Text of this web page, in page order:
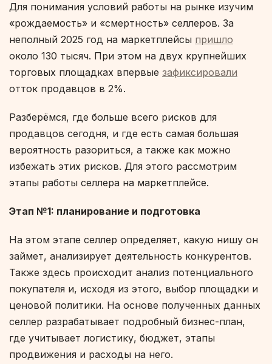
Для понимания условий работы на рынке изучим
«рождаемость» и «смертность» селлеров. За
неполный 2025 год на маркетплейсы пришло
около 130 тысяч. При этом на двух крупнейших
торговых площадках впервые зафиксировали
отток продавцов в 2%.
Разберёмся, где больше всего рисков для
продавцов сегодня, и где есть самая большая
вероятность разориться, а также как можно
избежать этих рисков. Для этого рассмотрим
этапы работы селлера на маркетплейсе.
Этап №1: планирование и подготовка
На этом этапе селлер определяет, какую нишу он
займет, анализирует деятельность конкурентов.
Также здесь происходит анализ потенциального
покупателя и, исходя из этого, выбор площадки и
ценовой политики. На основе полученных данных
селлер разрабатывает подробный бизнес-план,
где учитывает логистику, бюджет, этапы
продвижения и расходы на него.